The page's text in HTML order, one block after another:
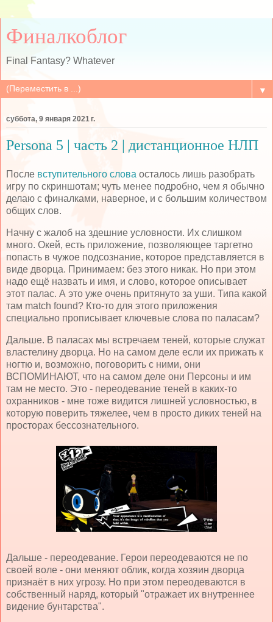
Финалкоблог
Final Fantasy? Whatever
▼
суббота, 9 января 2021 г.
Persona 5 | часть 2 | дистанционное НЛП
После вступительного слова осталось лишь разобрать
игру по скриншотам; чуть менее подробно, чем я обычно
делаю с финалками, наверное, и с большим количеством
общих слов.
Начну с жалоб на здешние условности. Их слишком
много. Окей, есть приложение, позволяющее таргетно
попасть в чужое подсознание, которое представляется в
виде дворца. Принимаем: без этого никак. Но при этом
надо ещё назвать и имя, и слово, которое описывает
этот палас. А это уже очень притянуто за уши. Типа какой
там match found? Кто-то для этого приложения
специально прописывает ключевые слова по паласам?
Дальше. В паласах мы встречаем теней, которые служат
властелину дворца. Но на самом деле если их прижать к
ногтю и, возможно, поговорить с ними, они
ВСПОМИНАЮТ, что на самом деле они Персоны и им
там не место. Это - переодевание теней в каких-то
охранников - мне тоже видится лишней условностью, в
которую поверить тяжелее, чем в просто диких теней на
просторах бессознательного.
Дальше - переодевание. Герои переодеваются не по
своей воле - они меняют облик, когда хозяин дворца
признаёт в них угрозу. Но при этом переодеваются в
собственный наряд, который "отражает их внутреннее
видение бунтарства".